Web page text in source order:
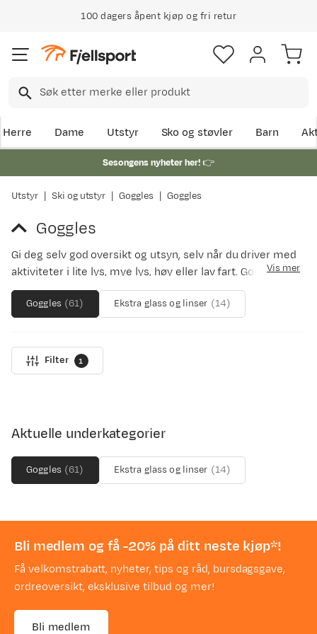
100 dagers åpent kjøp og fri retur
Herre Dame Utstyr Sko og støvler Barn
Sesongens nyheter her!👉
Utstyr Ski og utstyr Goggles Goggles
Goggles
Gi deg selv god oversikt og utsyn, selv når du driver med
aktiviteter i lite lys, mye lys, høy eller lav fart. Godt syn er
viktig for en god opplevelse av alle altiviteter.
Vis mer
Goggles (61) Ekstra glass og linser (14)
Filter 1
Aktuelle underkategorier
Goggles (61) Ekstra glass og linser (14)
Bli medlem og få -20% på ditt neste kjøp*!
Få velkomstrabatt, nyheter, tips og råd, bursdagsgave,
ordreoversikt, eksklusive tilbud og mer!
Bli medlem